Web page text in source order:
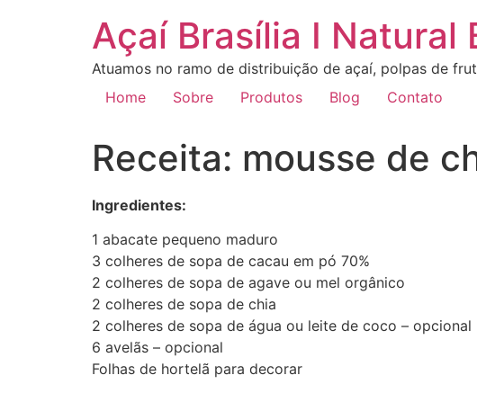
Açaí Brasília I Natural
Atuamos no ramo de distribuição de açaí, polpas de
Home
Sobre Produtos Blog Contato
Receita: mousse de
Ingredientes:
1 abacate pequeno maduro
3 colheres de sopa de cacau em pó 70%
2 colheres de sopa de agave ou mel orgânico
2 colheres de sopa de chia
2 colheres de sopa de água ou leite de coco – opcional
6 avelãs – opcional
Folhas de hortelã para decorar